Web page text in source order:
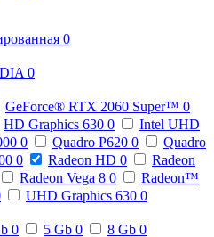
0
0
GeForce® RTX 2060 Super™ 0
HD Graphics 630 0
Intel UHD
0 Quadro P620 0
Quadro
0 Radeon HD 0
Radeon
Radeon Vega 8 0
Radeon™
UHD Graphics 630 0
0 5 Gb 0 8 Gb 0